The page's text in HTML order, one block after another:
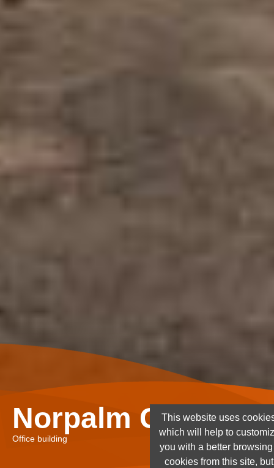
Norpalm Ghana
Office building
This website uses
which will help to
you with a better
cookies from this site,